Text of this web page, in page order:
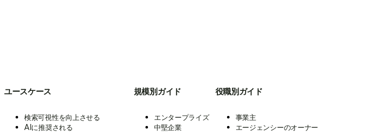
ユースケース
検索可視性を向上させる
AIに推奨される
規模別ガイド
エンタープライズ
中堅企業
役職別ガイド
事業主
エージェンシーのオーナー